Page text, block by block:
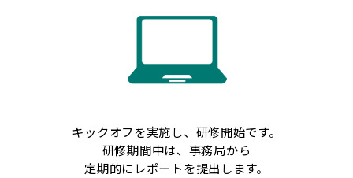
キックオフを実施し、研修開始です。
研修期間中は、事務局から
定期的にレポートを提出します。